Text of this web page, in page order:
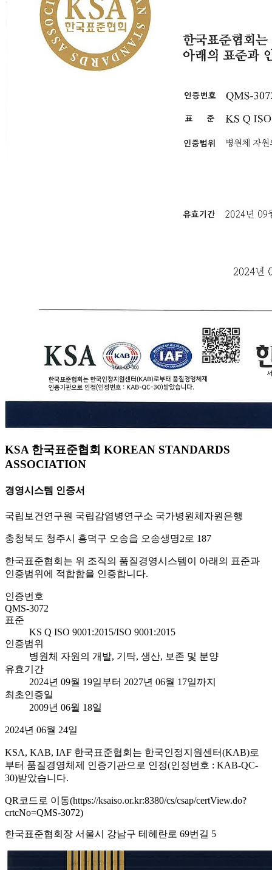
KSA 한국표준협회 KOREAN STANDARDS
ASSOCIATION
경영시스템 인증서
국립보건연구원 국립감염병연구소 국가병원체자원은행
충청북도 청주시 흥덕구 오송읍 오송생명2로 187
한국표준협회는 위 조직의 품질경영시스템이 아래의 표준과
인증범위에 적합함을 인증합니다.
인증번호
QMS-3072
표준
KS Q ISO 9001:2015/ISO 9001:2015
인증범위
병원체 자원의 개발, 기탁, 생산, 보존 및 분양
유효기간
2024년 09월 19일부터 2027년 06월 17일까지
최초인증일
2009년 06월 18일
2024년 06월 24일
KSA, KAB, IAF 한국표준협회는 한국인정지원센터(KAB)로
부터 품질경영체제 인증기관으로 인정(인정번호 : KAB-QC-
30)받았습니다.
QR코드로 이동(https://ksaiso.or.kr:8380/cs/csap/certView.do?
crtcNo=QMS-3072)
한국표준협회장 서울시 강남구 테헤란로 69번길 5